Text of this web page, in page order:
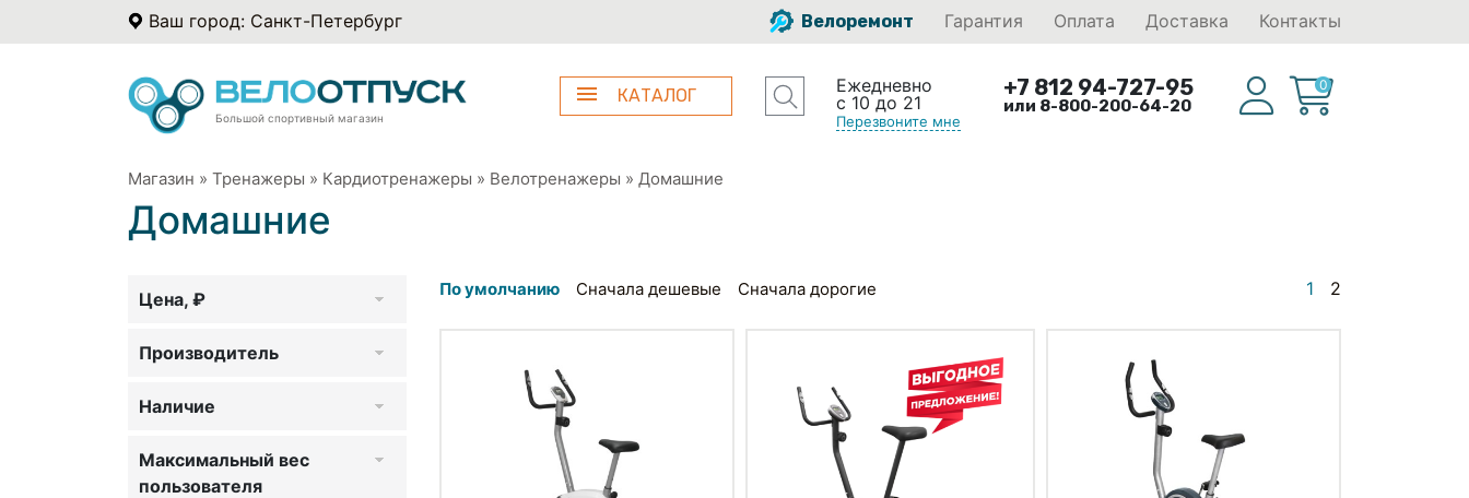
Ваш город: Санкт-Петербург Велоремонт Гарантия Оплата Доставка Контакты
Большой спортивный магазин
КАТАЛОГ
Ежедневно
с 10 до 21
Перезвоните мне
+7 812 94-727-95
или 8-800-200-64-20
0
Магазин » Тренажеры » Кардиотренажеры » Велотренажеры » Домашние
Домашние
Цена, ₽
Производитель
Наличие
Максимальный вес
пользователя
По умолчанию Сначала дешевые Сначала дорогие 1 2